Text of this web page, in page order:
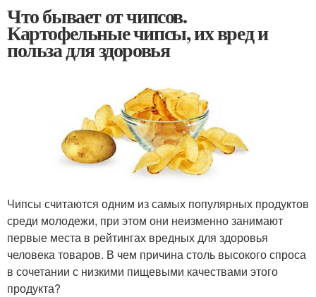
Что бывает от чипсов.
Картофельные чипсы, их вред и
польза для здоровья
Чипсы считаются одним из самых популярных продуктов
среди молодежи, при этом они неизменно занимают
первые места в рейтингах вредных для здоровья
человека товаров. В чем причина столь высокого спроса
в сочетании с низкими пищевыми качествами этого
продукта?